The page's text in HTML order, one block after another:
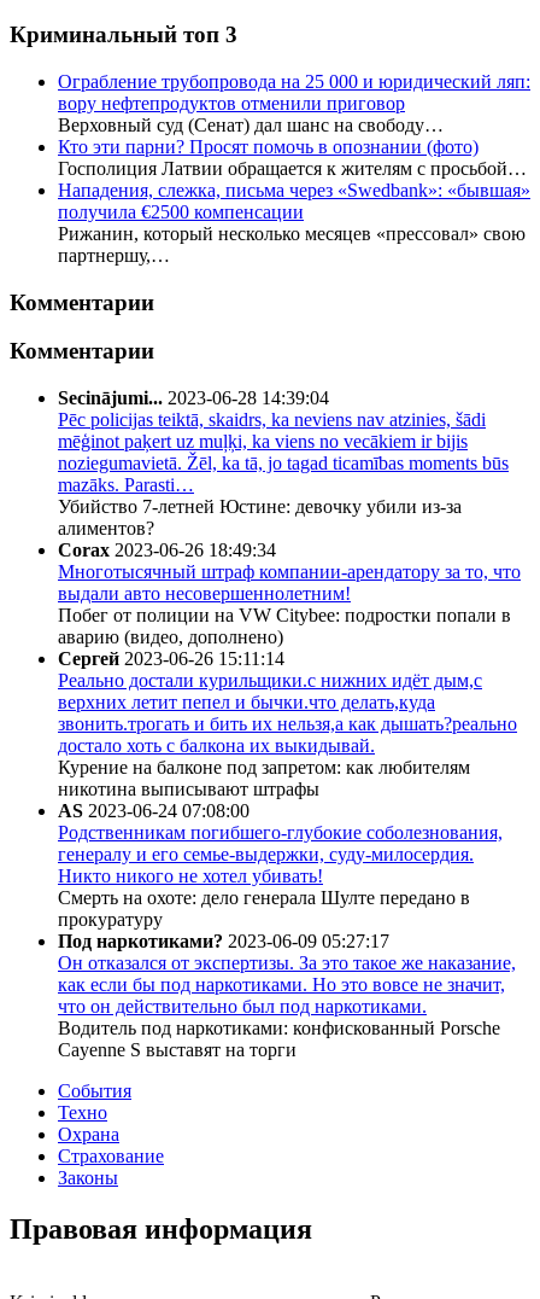
Криминальный топ 3
Ограбление трубопровода на 25 000 и юридический ляп:
вору нефтепродуктов отменили приговор
Верховный суд (Сенат) дал шанс на свободу…
Кто эти парни? Просят помочь в опознании (фото)
Госполиция Латвии обращается к жителям с просьбой…
Нападения, слежка, письма через «Swedbank»: «бывшая»
получила €2500 компенсации
Рижанин, который несколько месяцев «прессовал» свою
партнершу,…
Комментарии
Комментарии
Secinājumi... 2023-06-28 14:39:04
Pēc policijas teiktā, skaidrs, ka neviens nav atzinies, šādi
mēģinot paķert uz muļķi, ka viens no vecākiem ir bijis
noziegumavietā. Žēl, ka tā, jo tagad ticamības moments būs
mazāks. Parasti…
Убийство 7-летней Юстине: девочку убили из-за
алиментов?
Corax 2023-06-26 18:49:34
Многотысячный штраф компании-арендатору за то, что
выдали авто несовершеннолетним!
Побег от полиции на VW Citybee: подростки попали в
аварию (видео, дополнено)
Сергей 2023-06-26 15:11:14
Реально достали курильщики.с нижних идёт дым,с
верхних летит пепел и бычки.что делать,куда
звонить.трогать и бить их нельзя,а как дышать?реально
достало хоть с балкона их выкидывай.
Курение на балконе под запретом: как любителям
никотина выписывают штрафы
AS 2023-06-24 07:08:00
Родственникам погибшего-глубокие соболезнования,
генералу и его семье-выдержки, суду-милосердия.
Никто никого не хотел убивать!
Смерть на охоте: дело генерала Шулте передано в
прокуратуру
Под наркотиками? 2023-06-09 05:27:17
Он отказался от экспертизы. За это такое же наказание,
как если бы под наркотиками. Но это вовсе не значит,
что он действительно был под наркотиками.
Водитель под наркотиками: конфискованный Porsche
Cayenne S выставят на торги
События
Техно
Охрана
Страхование
Законы
Правовая информация